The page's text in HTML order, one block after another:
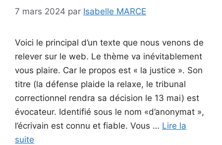
7 mars 2024 par Isabelle MARCE
Voici le principal d’un texte que nous venons de
relever sur le web. Le thème va inévitablement
vous plaire. Car le propos est « la justice ». Son
titre (la défense plaide la relaxe, le tribunal
correctionnel rendra sa décision le 13 mai) est
évocateur. Identifié sous le nom «d’anonymat »,
l’écrivain est connu et fiable. Vous … Lire la
suite